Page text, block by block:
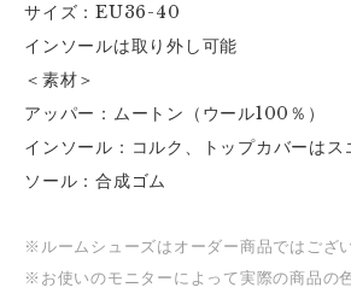
サイズ：EU36-40
インソールは取り外し可能
＜素材＞
アッパー：ムートン（ウール100％）
インソール：コルク、トップカバーはス
ソール：合成ゴム
※ルームシューズはオーダー商品ではござ
※お使いのモニターによって実際の商品の